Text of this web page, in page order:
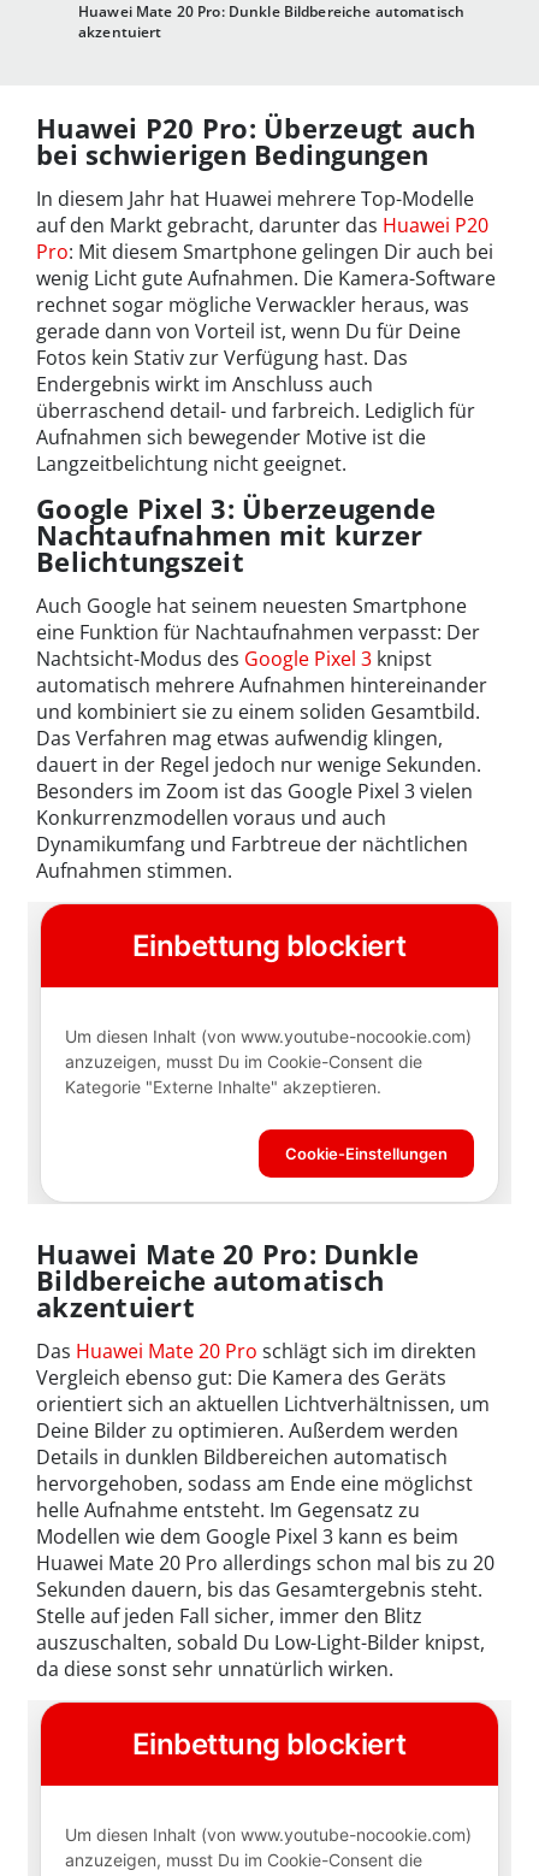
Huawei Mate 20 Pro: Dunkle Bildbereiche automatisch
akzentuiert
Huawei P20 Pro: Überzeugt auch
bei schwierigen Bedingungen
In diesem Jahr hat Huawei mehrere Top-Modelle
auf den Markt gebracht, darunter das Huawei P20
Pro: Mit diesem Smartphone gelingen Dir auch bei
wenig Licht gute Aufnahmen. Die Kamera-Software
rechnet sogar mögliche Verwackler heraus, was
gerade dann von Vorteil ist, wenn Du für Deine
Fotos kein Stativ zur Verfügung hast. Das
Endergebnis wirkt im Anschluss auch
überraschend detail- und farbreich. Lediglich für
Aufnahmen sich bewegender Motive ist die
Langzeitbelichtung nicht geeignet.
Google Pixel 3: Überzeugende
Nachtaufnahmen mit kurzer
Belichtungszeit
Auch Google hat seinem neuesten Smartphone
eine Funktion für Nachtaufnahmen verpasst: Der
Nachtsicht-Modus des Google Pixel 3 knipst
automatisch mehrere Aufnahmen hintereinander
und kombiniert sie zu einem soliden Gesamtbild.
Das Verfahren mag etwas aufwendig klingen,
dauert in der Regel jedoch nur wenige Sekunden.
Besonders im Zoom ist das Google Pixel 3 vielen
Konkurrenzmodellen voraus und auch
Dynamikumfang und Farbtreue der nächtlichen
Aufnahmen stimmen.
Huawei Mate 20 Pro: Dunkle
Bildbereiche automatisch
akzentuiert
Das Huawei Mate 20 Pro schlägt sich im direkten
Vergleich ebenso gut: Die Kamera des Geräts
orientiert sich an aktuellen Lichtverhältnissen, um
Deine Bilder zu optimieren. Außerdem werden
Details in dunklen Bildbereichen automatisch
hervorgehoben, sodass am Ende eine möglichst
helle Aufnahme entsteht. Im Gegensatz zu
Modellen wie dem Google Pixel 3 kann es beim
Huawei Mate 20 Pro allerdings schon mal bis zu 20
Sekunden dauern, bis das Gesamtergebnis steht.
Stelle auf jeden Fall sicher, immer den Blitz
auszuschalten, sobald Du Low-Light-Bilder knipst,
da diese sonst sehr unnatürlich wirken.